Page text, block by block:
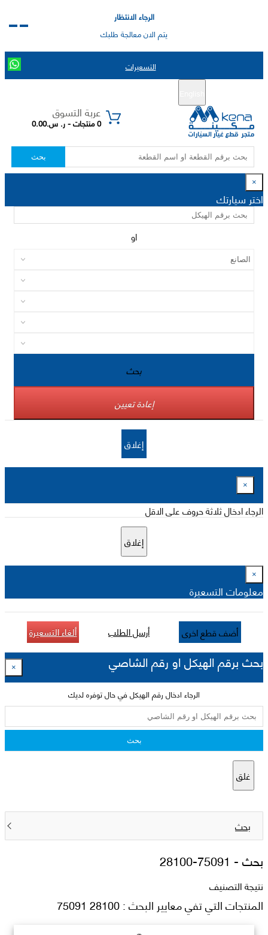
الرجاء الانتظار
يتم الان معالجة طلبك
التسعيرات
عربة التسوق
0 منتجات - ر. س.0.00
بحث
×
اختر سيارتك
او
بحث
إعادة تعيين
إغلاق
×
الرجاء ادخال ثلاثة حروف على الاقل
إغلاق
×
معلومات التسعيرة
أضف قطع اخرى أرسل الطلب ألغاء التسعيرة
بحث برقم الهيكل او رقم الشاصي ×
الرجاء ادخال رقم الهيكل في حال توفره لديك
بحث
غلق
بحث
بحث - 28100-75091
نتيجة التصنيف
المنتجات التي تفي معايير البحث : 28100 75091